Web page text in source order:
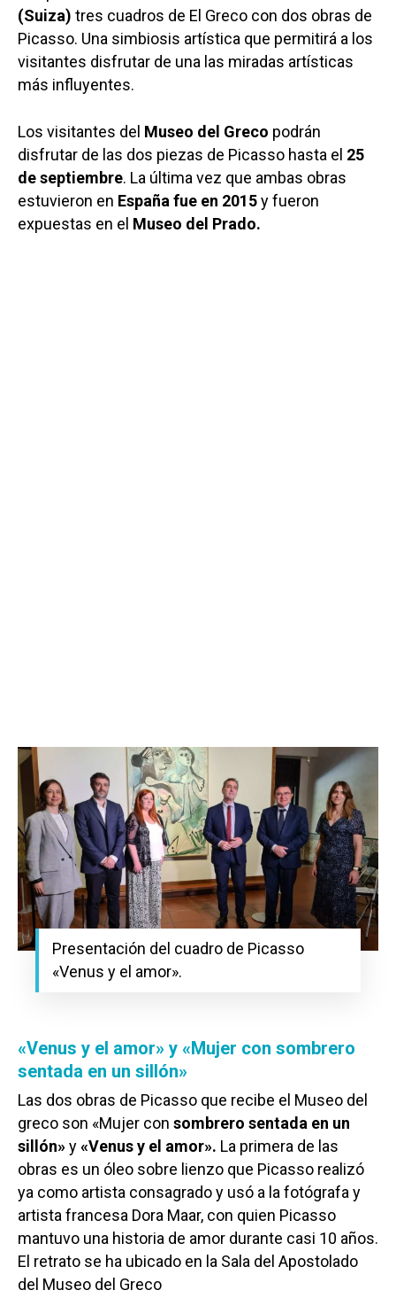
(Suiza) tres cuadros de El Greco con dos obras de
Picasso. Una simbiosis artística que permitirá a los
visitantes disfrutar de una las miradas artísticas
más influyentes.
Los visitantes del Museo del Greco podrán
disfrutar de las dos piezas de Picasso hasta el 25
de septiembre. La última vez que ambas obras
estuvieron en España fue en 2015y fueron
expuestas en el Museo del Prado.
Presentación del cuadro de Picasso
«Venus y el amor».
«Venus y el amor» y «Mujer con sombrero
sentada en un sillón»
Las dos obras de Picasso que recibe el Museo del
greco son «Mujer con sombrero sentada en un
sillón»y«Venus y el amor». La primera de las
obras es un óleo sobre lienzo que Picasso realizó
ya como artista consagrado y usó a la fotógrafa y
artista francesa Dora Maar, con quien Picasso
mantuvo una historia de amor durante casi 10 años.
El retrato se ha ubicado en la Sala del Apostolado
del Museo del Greco